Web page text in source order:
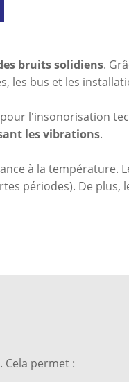
bruits solidiens.
les bus et les
pour l'insonorisation
les vibrations.
à la température.
périodes). De plus,
. Cela permet :